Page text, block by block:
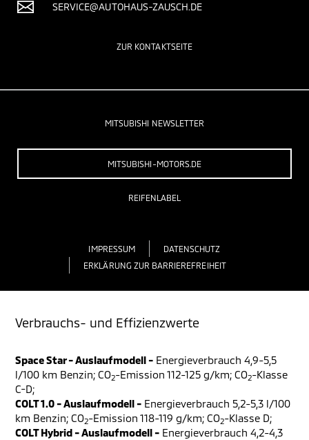
SERVICE@AUTOHAUS-ZAUSCH.DE
ZUR KONTAKTSEITE
MITSUBISHI NEWSLETTER
MITSUBISHI-MOTORS.DE
REIFENLABEL
IMPRESSUM
DATENSCHUTZ
ERKLÄRUNG ZUR BARRIEREFREIHEIT
Verbrauchs- und Effizienzwerte
Space Star - Auslaufmodell - Energieverbrauch 4,9-5,5
l/100 km Benzin; CO2-Emission 112-125 g/km; CO2-Klasse
C-D;
COLT 1.0 - Auslaufmodell - Energieverbrauch 5,2-5,3 l/100
km Benzin; CO2-Emission 118-119 g/km; CO2-Klasse D;
COLT Hybrid - Auslaufmodell - Energieverbrauch 4,2-4,3